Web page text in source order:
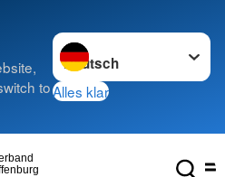
to
Sprache wechseln zu
Alles klar